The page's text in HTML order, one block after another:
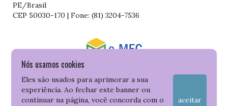
Nós usamos cookies
Eles são usados para aprimorar a sua
experiência. Ao fechar este banner ou
continuar na página, você concorda com o
aceitar
PE/Brasil
CEP 50030-170 | Fone: (81) 3204-7536
Consulte o cadastro da Instituição no Sistema do e-MEC